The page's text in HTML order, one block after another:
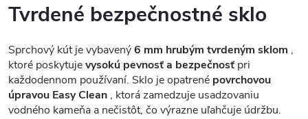
Tvrdené bezpečnostné sklo
Sprchový kút je vybavený6 mm hrubým tvrdeným sklom ,
ktoré poskytujevysokú pevnosť a bezpečnosť pri
každodennom používaní. Sklo je opatrené povrchovou
úpravou Easy Clean , ktorá zamedzuje usadzovaniu
vodného kameňa a nečistôt, čo výrazne uľahčuje údržbu.